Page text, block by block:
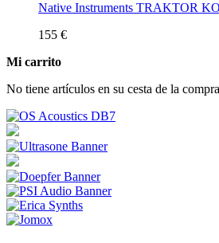
Native Instruments TRAKTOR
155 €
Mi carrito
No tiene artículos en su cesta de la